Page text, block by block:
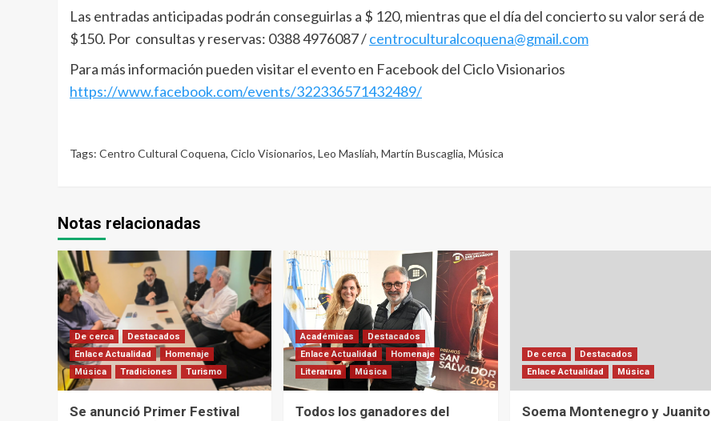
Las entradas anticipadas podrán conseguirlas a $ 120, mientras que el día del concierto su valor será de
$150. Por consultas y reservas: 0388 4976087 /centroculturalcoquena@gmail.com
Para más información pueden visitar el evento en Facebook del Ciclo Visionarios
https://www.facebook.com/events/322336571432489/
Tags: Centro Cultural Coquena, Ciclo Visionarios, Leo Maslíah, Martín Buscaglia, Música
Notas relacionadas
De cerca
Destacados
Enlace Actualidad
Homenaje
Música
Tradiciones Turismo
Se anunció Primer Festival
Académicas
Destacados
Enlace Actualidad
Homenaje
Literarura
Música
Todos los ganadores del
De cerca
Destacados
Enlace Actualidad
Música
Soema Montenegro y Juanito